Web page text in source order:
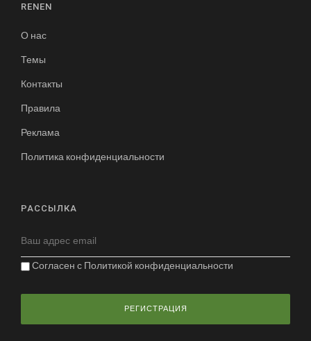
RENEN
О нас
Темы
Контакты
Правила
Реклама
Политика конфиденциальности
РАССЫЛКА
Согласен с Политикой конфиденциальности